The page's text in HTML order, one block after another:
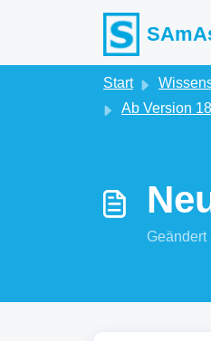
Start
Ab Version
Geändert